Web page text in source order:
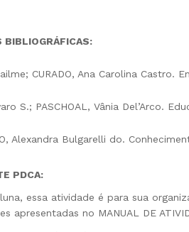
BIBLIOGRÁFICAS:
CURADO, Ana Carolina
S.; PASCHOAL, Vânia Del’Arco.
Alexandra Bulgarelli do.
PDCA:
essa atividade é para sua
apresentadas no MANUAL DE